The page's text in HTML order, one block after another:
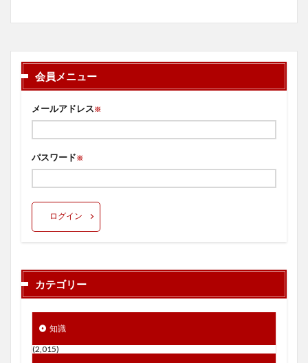
会員メニュー
メールアドレス※
パスワード※
ログイン
カテゴリー
知識
(2,015)